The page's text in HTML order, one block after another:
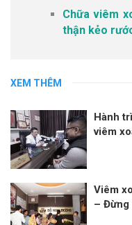
Chữa viêm
thận kẻo
XEM THÊM
Hành
viêm
Viêm
– Đừng